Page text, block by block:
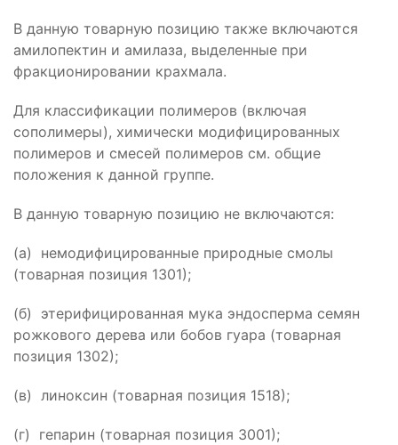
В данную товарную позицию также включаются
амилопектин и амилаза, выделенные при
фракционировании крахмала.
Для классификации полимеров (включая
сополимеры), химически модифицированных
полимеров и смесей полимеров см. общие
положения к данной группе.
В данную товарную позицию не включаются:
(а) немодифицированные природные смолы
(товарная позиция 1301);
(б) этерифицированная мука эндосперма семян
рожкового дерева или бобов гуара (товарная
позиция 1302);
(в) линоксин (товарная позиция 1518);
(г) гепарин (товарная позиция 3001);